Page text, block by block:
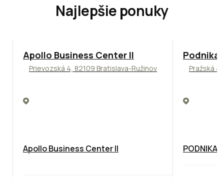
Najlepšie ponuky
TOP NOVINKA ODPORÚČAME
Apollo Business Center II
Prievozská 4, 82109 Bratislava-Ružinov
Apollo Business Center II
Pražská